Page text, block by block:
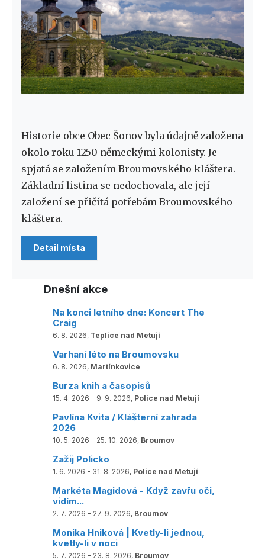
Historie obce Obec Šonov byla údajně založena
okolo roku 1250 německými kolonisty. Je
spjatá se založením Broumovského kláštera.
Základní listina se nedochovala, ale její
založení se přičítá potřebám Broumovského
kláštera.
Detail místa
Dnešní akce
Na konci letního dne: Koncert The
Craig
6. 8. 2026, Teplice nad Metují
Varhaní léto na Broumovsku
6. 8. 2026, Martínkovice
Burza knih a časopisů
15. 4. 2026 - 9. 9. 2026, Police nad Metují
Pavlína Kvita / Klášterní zahrada
2026
10. 5. 2026 - 25. 10. 2026, Broumov
Zažij Policko
1. 6. 2026 - 31. 8. 2026, Police nad Metují
Markéta Magidová - Když zavřu oči,
vidím...
2. 7. 2026 - 27. 9. 2026, Broumov
Monika Hniková | Kvetly-li jednou,
kvetly-li v noci
5. 7. 2026 - 23. 8. 2026, Broumov